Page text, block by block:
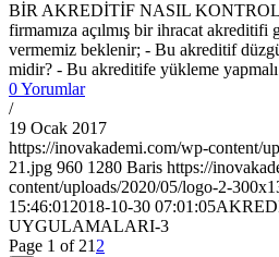
BİR AKREDİTİF NASIL KONTROL
firmamıza açılmış bir ihracat akreditifi
vermemiz beklenir; - Bu akreditif
midir? - Bu akreditife yükleme
0 Yorumlar
/
19 Ocak 2017
https://inovakademi.com/wp-content/
21.jpg 960 1280 Baris https://
content/uploads/2020/05/logo-2-
15:46:01 2018-10-30 07:01:05
UYGULAMALARI-3
Page 1 of 21 2